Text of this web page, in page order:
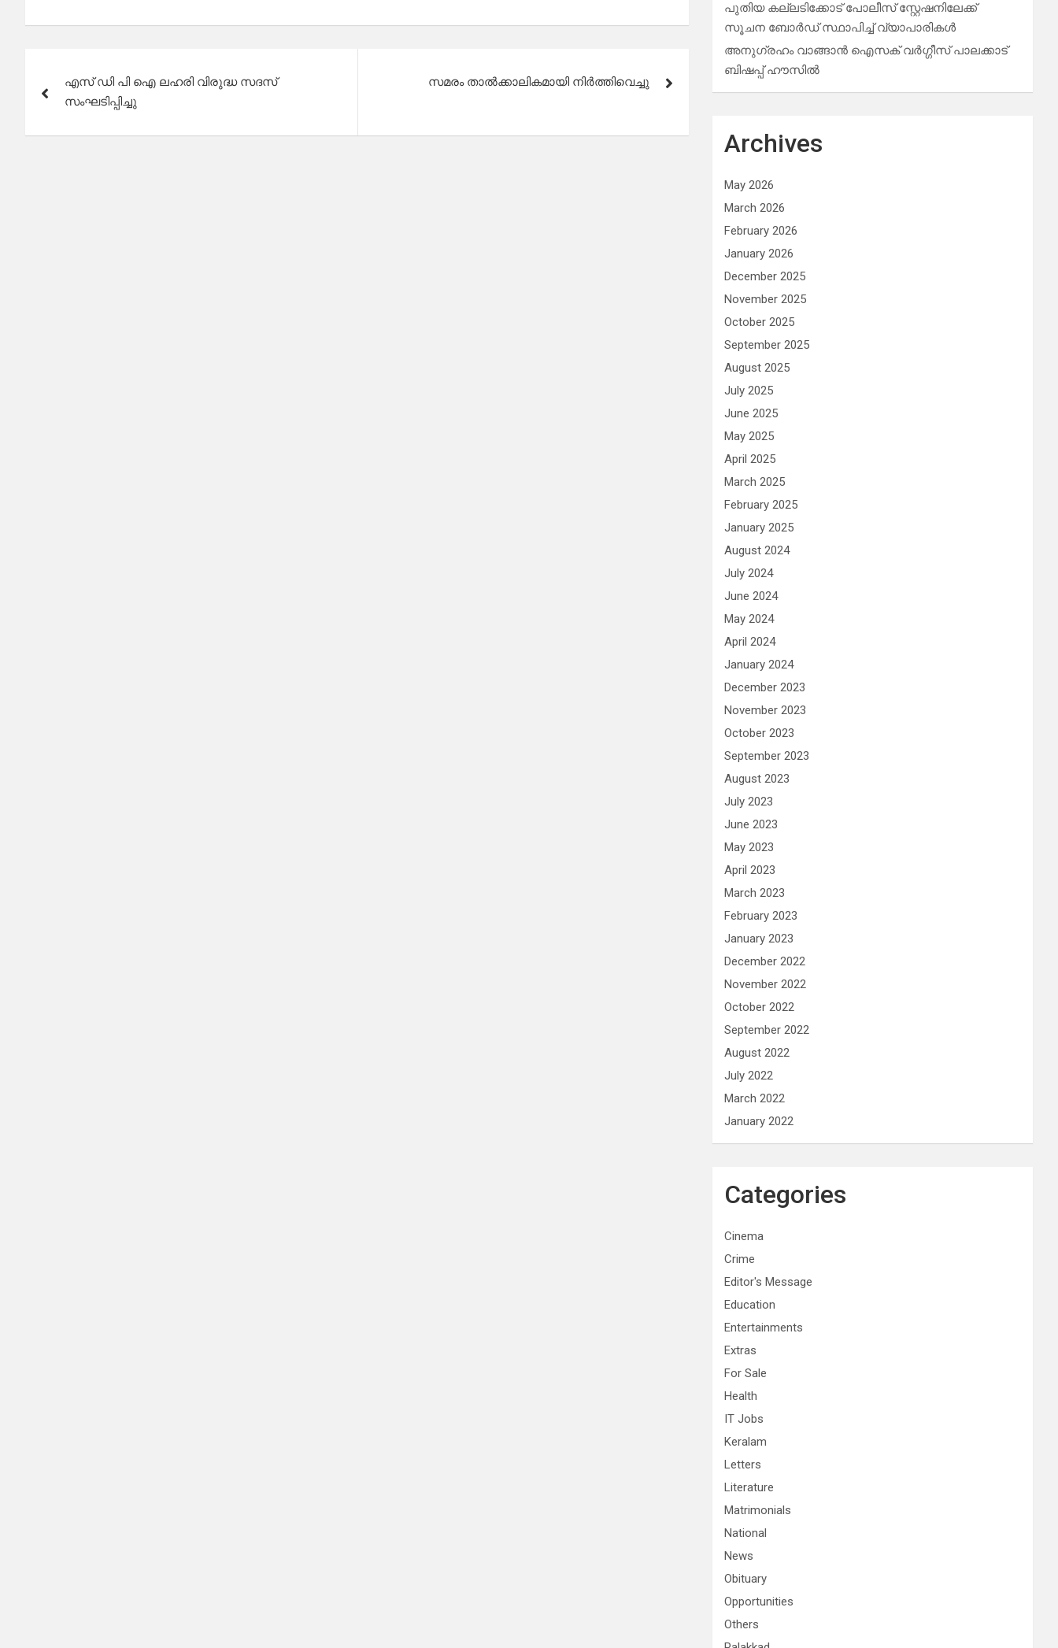
navigation
എസ് ഡി പി ഐ ലഹരി വിരുദ്ധ സദസ്
സംഘടിപ്പിച്ചു
സമരം താൽക്കാലികമായി നിർത്തിവെച്ചു
പുതിയ കല്ലടിക്കോട് പോലീസ് സ്റ്റേഷനിലേക്ക്
സൂചന ബോർഡ് സ്ഥാപിച്ച് വ്യാപാരികൾ
അനുഗ്രഹം വാങ്ങാൻ ഐസക് വര്‍ഗ്ഗീസ് പാലക്കാട്
ബിഷപ്പ് ഹൗസില്‍
Archives
May 2026
March 2026
February 2026
January 2026
December 2025
November 2025
October 2025
September 2025
August 2025
July 2025
June 2025
May 2025
April 2025
March 2025
February 2025
January 2025
August 2024
July 2024
June 2024
May 2024
April 2024
January 2024
December 2023
November 2023
October 2023
September 2023
August 2023
July 2023
June 2023
May 2023
April 2023
March 2023
February 2023
January 2023
December 2022
November 2022
October 2022
September 2022
August 2022
July 2022
March 2022
January 2022
Categories
Cinema
Crime
Editor's Message
Education
Entertainments
Extras
For Sale
Health
IT Jobs
Keralam
Letters
Literature
Matrimonials
National
News
Obituary
Opportunities
Others